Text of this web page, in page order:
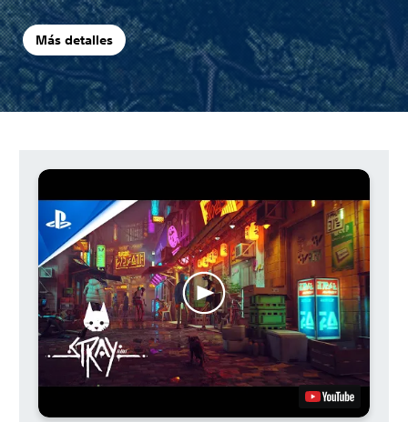
Más detalles